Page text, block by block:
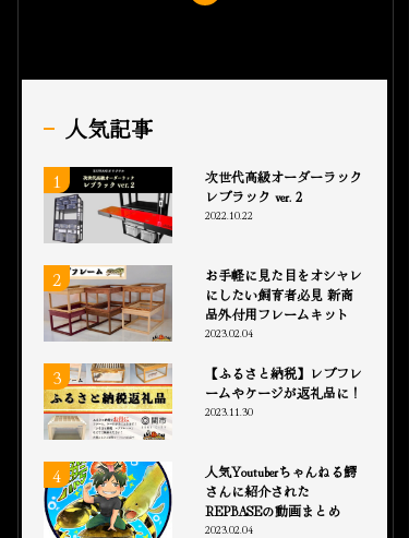
人気記事
次世代高級オーダーラック
レプラック ver. 2
2022.10.22
お手軽に見た目をオシャレ
にしたい飼育者必見 新商
品外付用フレームキット
2023.02.04
【ふるさと納税】レプフレ
ームやケージが返礼品に！
2023.11.30
人気Youtuberちゃんねる鰐
さんに紹介された
REPBASEの動画まとめ
2023.02.04